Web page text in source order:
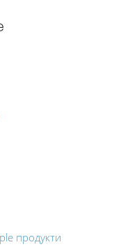
продукти